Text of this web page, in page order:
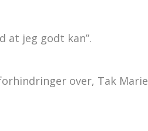
at jeg godt kan”.
over, Tak Marie